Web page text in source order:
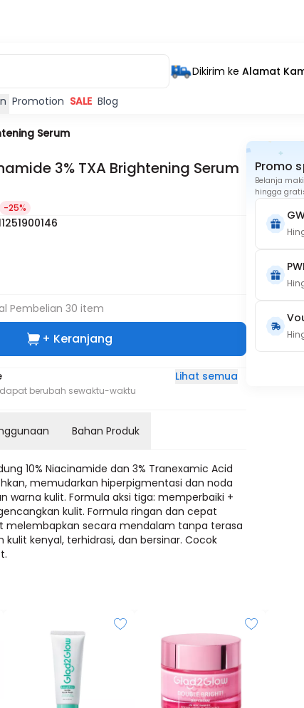
Dikirim ke Alamat
Promotion SALE Blog
Serum
3% TXA Brightening Serum
-25%
Pembelian30 item
+ Keranjang
Lihat semua
berubah sewaktu-waktu
Bahan Produk
10% Niacinamide dan 3% Tranexamic Acid
memudarkan hiperpigmentasi dan noda
warna kulit. Formula aksi tiga: memperbaiki +
kulit. Formula ringan dan cepat
melembapkan secara mendalam tanpa terasa
kulit kenyal, terhidrasi, dan bersinar. Cocok
Promo
Belanja
hingga